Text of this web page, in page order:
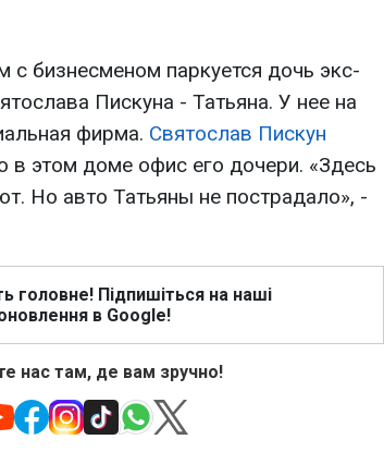
с бизнесменом паркуется дочь экс-
Пискуна - Татьяна. У нее на
фирма. Святослав Пискун
в этом доме офис его дочери. «Здесь
Но авто Татьяны не пострадало», -
головне! Підпишіться на наші
в Google!
нас там, де вам зручно!